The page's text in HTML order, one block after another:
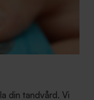
din tandvård. Vi